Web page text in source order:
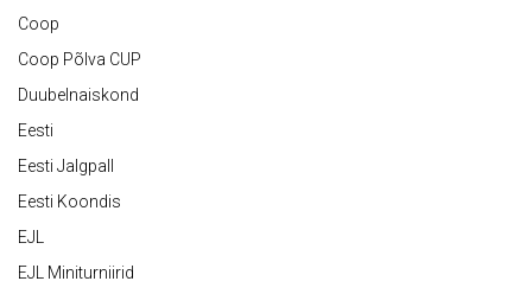
Coop
Coop Põlva CUP
Duubelnaiskond
Eesti
Eesti Jalgpall
Eesti Koondis
EJL
EJL Miniturniirid